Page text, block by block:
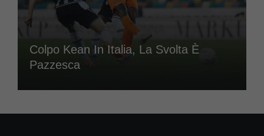
Colpo Kean In Italia, La Svolta È
Pazzesca